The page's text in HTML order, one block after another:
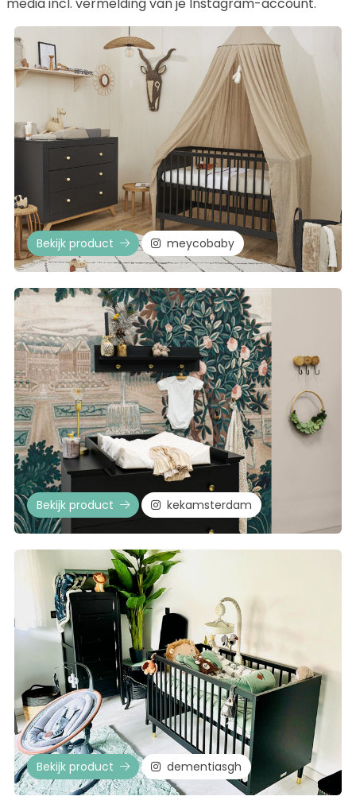
media incl. vermelding van je Instagram-account.
Bekijk product meycobaby
Bekijk product kekamsterdam
Bekijk product dementiasgh